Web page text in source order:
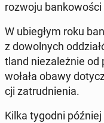
rozwoju
W ubie­głym roku
z do­wol­nych
tland nie­za­leż­nie
wo­ła­ła obawy
cji za­trud­nie­nia.
Kilka tygodni